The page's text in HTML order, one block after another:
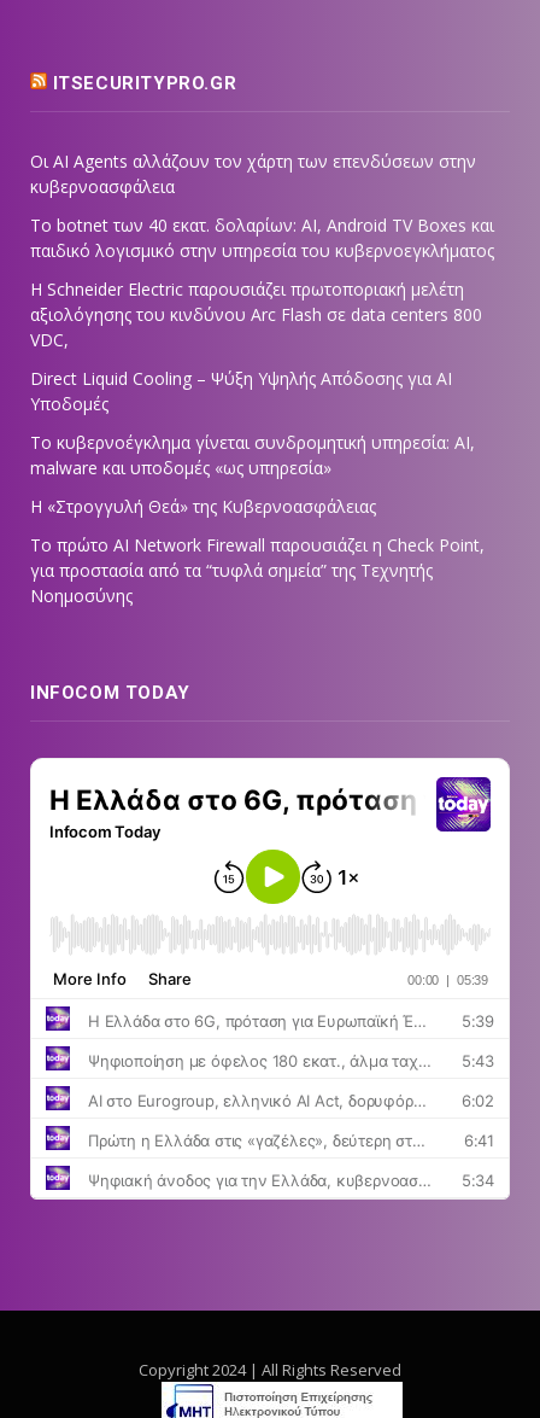
ITSECURITYPRO.GR
Οι AI Agents αλλάζουν τον χάρτη των επενδύσεων στην
κυβερνοασφάλεια
Το botnet των 40 εκατ. δολαρίων: AI, Android TV Boxes και
παιδικό λογισμικό στην υπηρεσία του κυβερνοεγκλήματος
Η Schneider Electric παρουσιάζει πρωτοποριακή μελέτη
αξιολόγησης του κινδύνου Arc Flash σε data centers 800
VDC,
Direct Liquid Cooling – Ψύξη Υψηλής Απόδοσης για AI
Υποδομές
Το κυβερνοέγκλημα γίνεται συνδρομητική υπηρεσία: AI,
malware και υποδομές «ως υπηρεσία»
Η «Στρογγυλή Θεά» της Κυβερνοασφάλειας
Tο πρώτο AI Network Firewall παρουσιάζει η Check Point,
για προστασία από τα “τυφλά σημεία” της Τεχνητής
Νοημοσύνης
INFOCOM TODAY
Copyright 2024 | All Rights Reserved